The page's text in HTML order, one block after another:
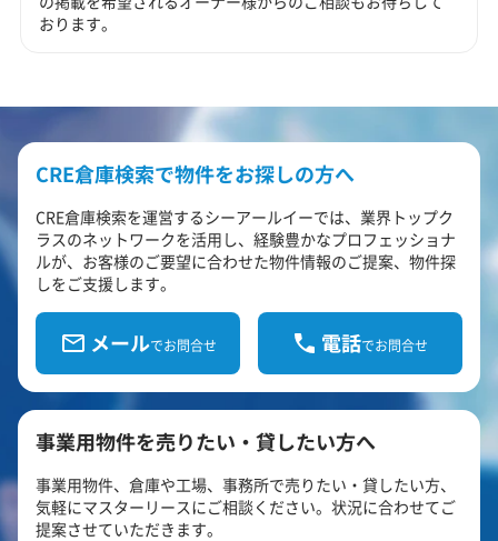
おります。
CRE倉庫検索で物件をお探しの方へ
CRE倉庫検索を運営するシーアールイーでは、業界トップク
ラスのネットワークを活用し、経験豊かなプロフェッショナ
ルが、お客様のご要望に合わせた物件情報のご提案、物件探
しをご支援します。
メールでお問合せ 電話でお問合せ
事業用物件を売りたい・貸したい方へ
事業用物件、倉庫や工場、事務所で売りたい・貸したい方、
気軽にマスターリースにご相談ください。状況に合わせてご
提案させていただきます。